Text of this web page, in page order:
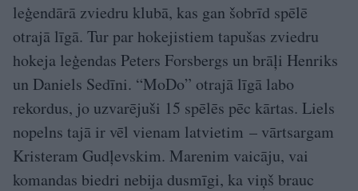
leģendārā zviedru klubā, kas gan šobrīd spēlē
otrajā līgā. Tur par hokejistiem tapušas zviedru
hokeja leģendas Peters Forsbergs un brāļi Henriks
un Daniels Sedīni. “MoDo” otrajā līgā labo
rekordus, jo uzvarējuši 15 spēlēs pēc kārtas. Liels
nopelns tajā ir vēl vienam latvietim – vārtsargam
Kristeram Gudļevskim. Marenim vaicāju, vai
komandas biedri nebija dusmīgi, ka viņš brauc